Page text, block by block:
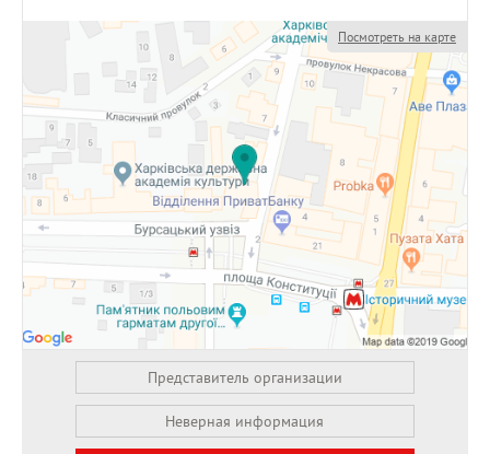
Посмотреть на карте
Представитель организации
Неверная информация